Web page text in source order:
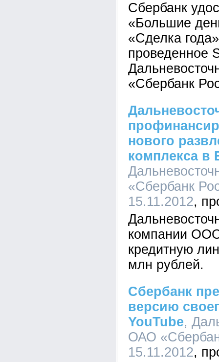
Сбербанк
«Большие
«Сделка
проведенное
«Сбербанк
нового
комплекса в
«Сбербанк
15.11.2012
компании
кредитную
млн рублей.
Сбербанк
версию
YouTube,
ОАО
15.11.2012